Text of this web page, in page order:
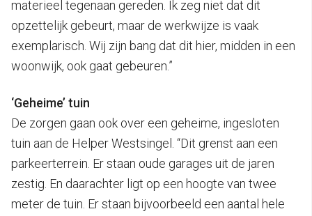
materieel tegenaan gereden. Ik zeg niet dat dit
opzettelijk gebeurt, maar de werkwijze is vaak
exemplarisch. Wij zijn bang dat dit hier, midden in een
woonwijk, ook gaat gebeuren.”
‘Geheime’ tuin
De zorgen gaan ook over een geheime, ingesloten
tuin aan de Helper Westsingel. “Dit grenst aan een
parkeerterrein. Er staan oude garages uit de jaren
zestig. En daarachter ligt op een hoogte van twee
meter de tuin. Er staan bijvoorbeeld een aantal hele